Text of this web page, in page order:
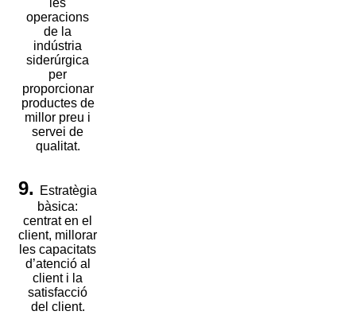
les
operacions
de la
indústria
siderúrgica
per
proporcionar
productes de
millor preu i
servei de
qualitat.
9.
Estratègia
bàsica:
centrat en el
client, millorar
les capacitats
d’atenció al
client i la
satisfacció
del client.